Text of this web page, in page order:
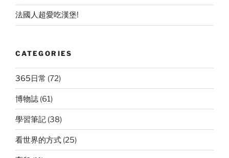
法國人超愛吃漢堡!
CATEGORIES
365日常 (72)
博物誌 (61)
學習筆記 (38)
看世界的方式 (25)